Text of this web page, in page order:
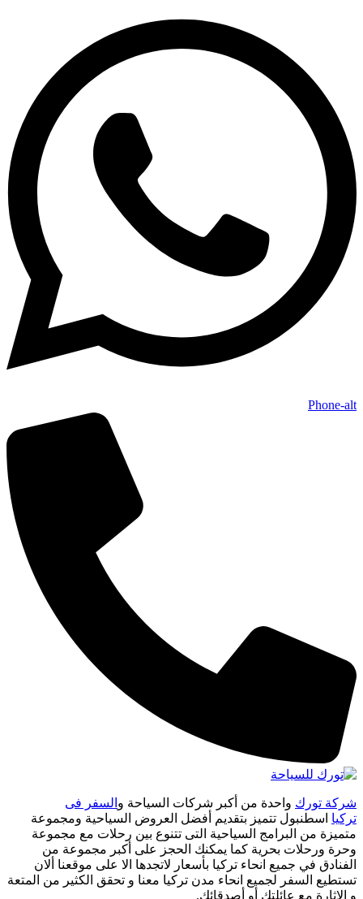
Phone-alt
شركة تورك واحدة من أكبر شركات السياحة و السفر فى
تركيا اسطنبول تتميز بتقديم أفضل العروض السياحية ومجموعة
متميزة من البرامج السياحية التى تتنوع بين رحلات مع مجموعة
وحرة ورحلات بحرية كما يمكنك الحجز على أكبر مجموعة من
الفنادق في جميع انحاء تركيا بأسعار لاتجدها الا على موقعنا ألان
تستطيع السفر لجميع انحاء مدن تركيا معنا و تحقق الكثير من المتعة
و الاثارة مع عائلتك أو أصدقائك.